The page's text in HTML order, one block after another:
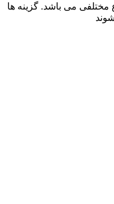
مختلفی می باشد. گزینه ها